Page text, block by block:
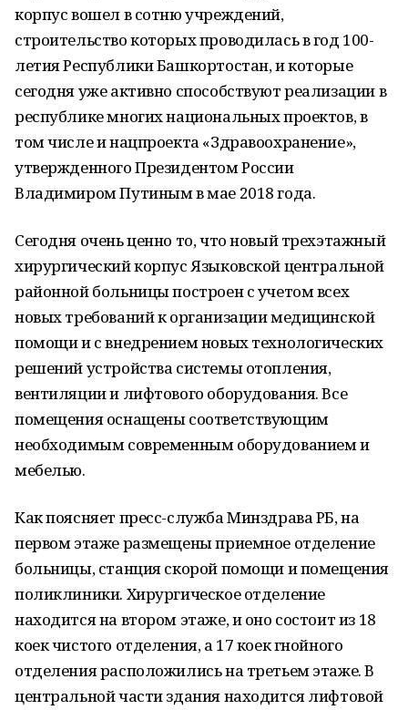
корпус вошел в сотню учреждений,
строительство которых проводилась в год 100-
летия Республики Башкортостан, и которые
сегодня уже активно способствуют реализации в
республике многих национальных проектов, в
том числе и нацпроекта «Здравоохранение»,
утвержденного Президентом России
Владимиром Путиным в мае 2018 года.
Сегодня очень ценно то, что новый трехэтажный
хирургический корпус Языковской центральной
районной больницы построен с учетом всех
новых требований к организации медицинской
помощи и с внедрением новых технологических
решений устройства системы отопления,
вентиляции и лифтового оборудования. Все
помещения оснащены соответствующим
необходимым современным оборудованием и
мебелью.
Как поясняет пресс-служба Минздрава РБ, на
первом этаже размещены приемное отделение
больницы, станция скорой помощи и помещения
поликлиники. Хирургическое отделение
находится на втором этаже, и оно состоит из 18
коек чистого отделения, а 17 коек гнойного
отделения расположились на третьем этаже. В
центральной части здания находится лифтовой